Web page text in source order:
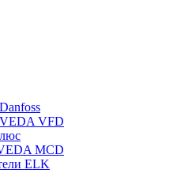
VEDA VFD
MCD
ELK